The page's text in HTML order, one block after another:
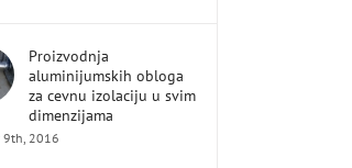
Proizvodnja
aluminijumskih obloga
za cevnu izolaciju u svim
dimenzijama
9th, 2016